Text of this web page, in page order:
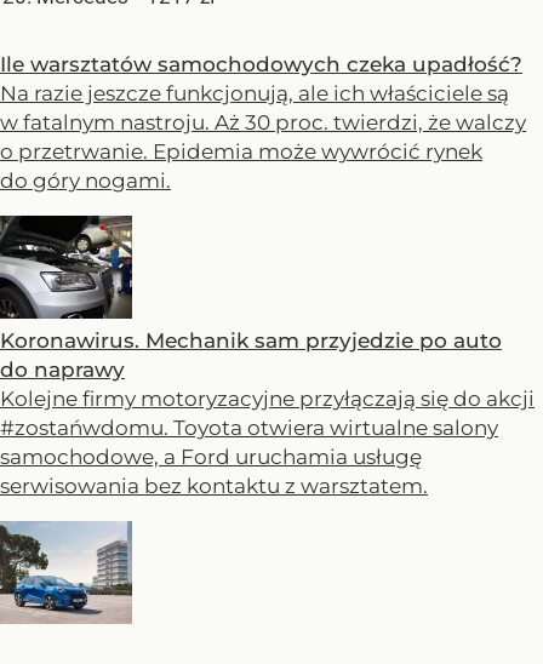
Ile warsztatów samochodowych czeka upadłość?
Na razie jeszcze funkcjonują, ale ich właściciele są
w fatalnym nastroju. Aż 30 proc. twierdzi, że walczy
o przetrwanie. Epidemia może wywrócić rynek
do góry nogami.
Koronawirus. Mechanik sam przyjedzie po auto
do naprawy
Kolejne firmy motoryzacyjne przyłączają się do akcji
#zostańwdomu. Toyota otwiera wirtualne salony
samochodowe, a Ford uruchamia usługę
serwisowania bez kontaktu z warsztatem.